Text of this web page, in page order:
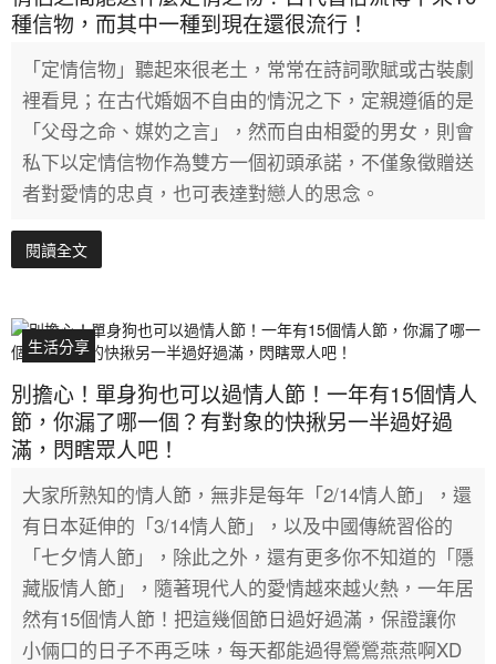
種信物，而其中一種到現在還很流行！
「定情信物」聽起來很老土，常常在詩詞歌賦或古裝劇
裡看見；在古代婚姻不自由的情況之下，定親遵循的是
「父母之命、媒妁之言」，然而自由相愛的男女，則會
私下以定情信物作為雙方一個初頭承諾，不僅象徵贈送
者對愛情的忠貞，也可表達對戀人的思念。
閱讀全文
生活分享
別擔心！單身狗也可以過情人節！一年有15個情人
節，你漏了哪一個？有對象的快揪另一半過好過
滿，閃瞎眾人吧！
大家所熟知的情人節，無非是每年「2/14情人節」，還
有日本延伸的「3/14情人節」，以及中國傳統習俗的
「七夕情人節」，除此之外，還有更多你不知道的「隱
藏版情人節」，隨著現代人的愛情越來越火熱，一年居
然有15個情人節！把這幾個節日過好過滿，保證讓你
小倆口的日子不再乏味，每天都能過得鶯鶯燕燕啊XD